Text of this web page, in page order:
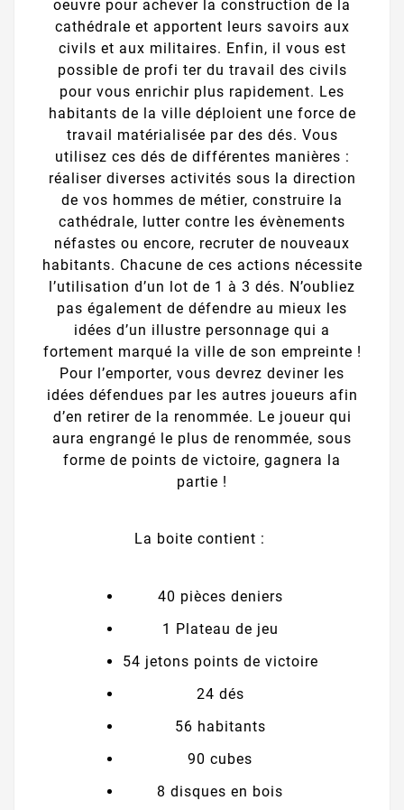
oeuvre pour achever la construction de la
cathédrale et apportent leurs savoirs aux
civils et aux militaires. Enfin, il vous est
possible de profi ter du travail des civils
pour vous enrichir plus rapidement. Les
habitants de la ville déploient une force de
travail matérialisée par des dés. Vous
utilisez ces dés de différentes manières :
réaliser diverses activités sous la direction
de vos hommes de métier, construire la
cathédrale, lutter contre les évènements
néfastes ou encore, recruter de nouveaux
habitants. Chacune de ces actions nécessite
l’utilisation d’un lot de 1 à 3 dés. N’oubliez
pas également de défendre au mieux les
idées d’un illustre personnage qui a
fortement marqué la ville de son empreinte !
Pour l’emporter, vous devrez deviner les
idées défendues par les autres joueurs afin
d’en retirer de la renommée. Le joueur qui
aura engrangé le plus de renommée, sous
forme de points de victoire, gagnera la
partie !
La boite contient :
40 pièces deniers
1 Plateau de jeu
54 jetons points de victoire
24 dés
56 habitants
90 cubes
8 disques en bois